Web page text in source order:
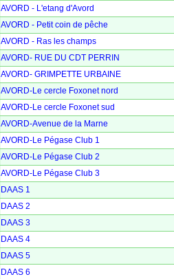
AVORD - L'etang d'Avord
AVORD - Petit coin de pêche
AVORD - Ras les champs
AVORD- RUE DU CDT PERRIN
AVORD- GRIMPETTE URBAINE
AVORD-Le cercle Foxonet nord
AVORD-Le cercle Foxonet sud
AVORD-Avenue de la Marne
AVORD-Le Pégase Club 1
AVORD-Le Pégase Club 2
AVORD-Le Pégase Club 3
DAAS 1
DAAS 2
DAAS 3
DAAS 4
DAAS 5
DAAS 6